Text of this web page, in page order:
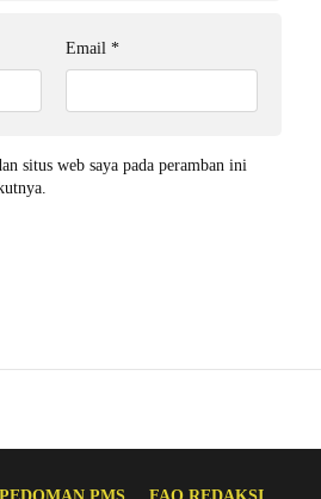
Email *
situs web saya pada peramban ini